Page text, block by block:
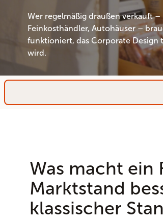
Wer regelmäßig draußen verkauft
Feinkosthändler, Autohäuser –
funktioniert, das Corporate
wird.
Was macht ein
Marktstand
klassischer